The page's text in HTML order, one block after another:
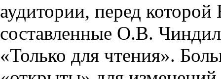
аудитории, перед
составленные О.В.
«Только для чтения».